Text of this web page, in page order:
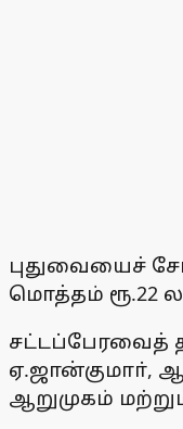
புதுவையைச்
மொத்தம் ரூ.22
சட்டப்பேரவைத்
ஏ.ஜான்குமாா்,
ஆறுமுகம்